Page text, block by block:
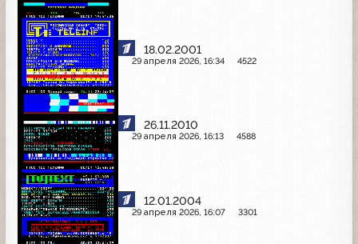
18.02.2001
29 апреля 2026, 16:34 4522
26.11.2010
29 апреля 2026, 16:13 4588
12.01.2004
29 апреля 2026, 16:07 3301